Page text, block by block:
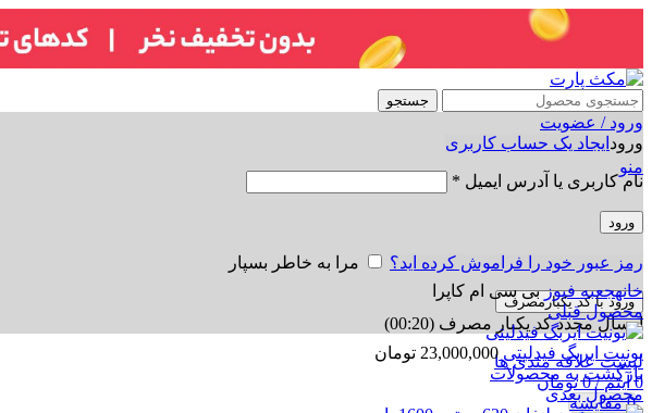
جستجو
ورود / عضویت
ورود ایجاد یک حساب کاربری
نام کاربری یا آدرس ایمیل *
ورود
رمز عبور خود را فراموش کرده اید؟ مرا به خاطر بسپار
ورود با کد یکبارمصرف
ارسال مجدد کد یکبار مصرف (00:
20
)
لیست علاقه مندی ها
0 آیتم /
0 تومان
0 مقایسه
منو
برای بزرگنمایی کلیک کنید
خانهجعبه فیوزبی سی ام کاپرا
محصول قبلی
یونیت ایربگ فیدلیتی 23,000,000 تومان
بازگشت به محصولات
محصول بعدی